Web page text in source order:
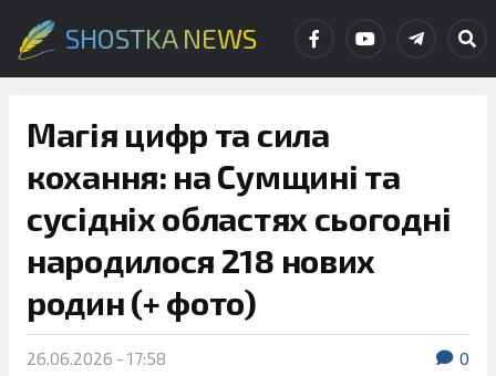
SHOSTKA NEWS
Магія цифр та сила
кохання: на Сумщині та
сусідніх областях сьогодні
народилося 218 нових
родин (+ фото)
26.06.2026 - 17:58 0